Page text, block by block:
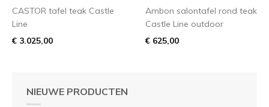
NIEUWE PRODUCTEN
CASTOR tafel teak Castle
Line
€ 3.025,00
Ambon salontafel rond teak
Castle Line outdoor
€ 625,00